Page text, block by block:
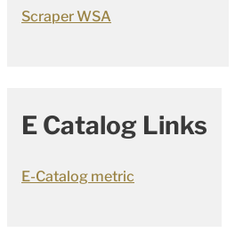
Scraper WSA
E Catalog Links
E-Catalog metric